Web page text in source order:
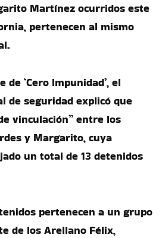
Martínez ocurridos este
pertenecen al mismo
‘Cero Impunidad’, el
de seguridad explicó que
vinculación” entre los
y Margarito, cuya
un total de 13 detenidos
pertenecen a un grupo
de los Arellano Félix,